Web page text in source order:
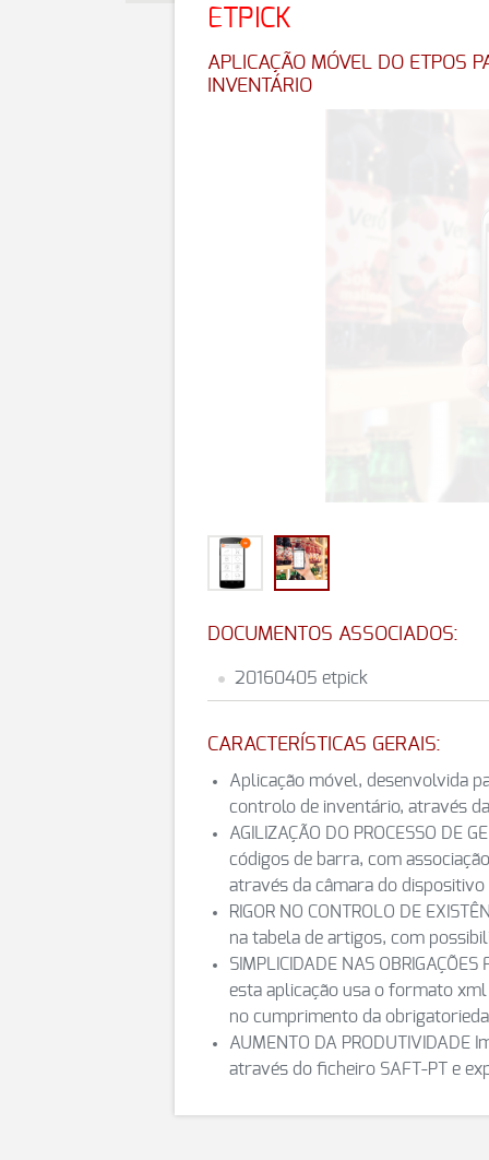
ETPICK
APLICAÇÃO MÓVEL DO ETPOS
INVENTÁRIO
DOCUMENTOS ASSOCIADOS:
20160405 etpick
CARACTERÍSTICAS GERAIS:
Aplicação móvel, desenvolvida
controlo de inventário, através
AGILIZAÇÃO DO PROCESSO DE
códigos de barra, com
através da câmara do
RIGOR NO CONTROLO DE
na tabela de artigos, com
SIMPLICIDADE NAS
esta aplicação usa o formato xml
no cumprimento da
AUMENTO DA
através do ficheiro SAFT-PT e